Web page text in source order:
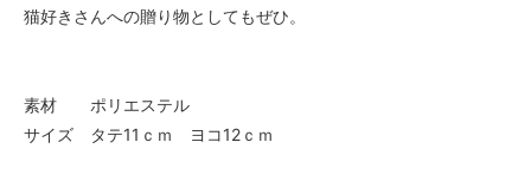
猫好きさんへの贈り物としてもぜひ。
素材 ポリエステル
サイズ タテ11ｃｍ ヨコ12ｃｍ